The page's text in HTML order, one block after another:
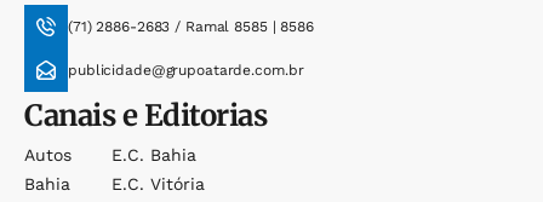
(71) 2886-2683 / Ramal 8585 | 8586
publicidade@grupoatarde.com.br
Canais e Editorias
Autos
Bahia
E.c. Bahia
E.c. Vitória